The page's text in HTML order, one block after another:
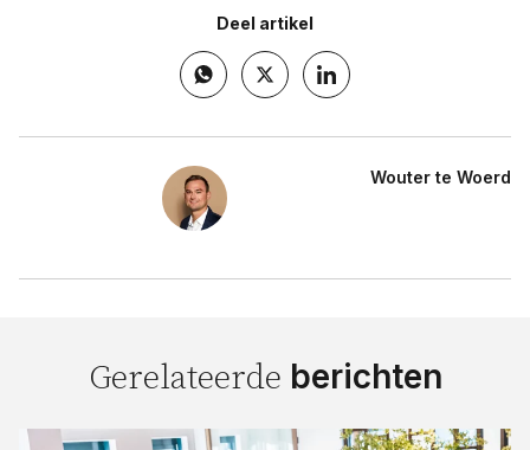
Deel artikel
Wouter te Woerd
Gerelateerde berichten